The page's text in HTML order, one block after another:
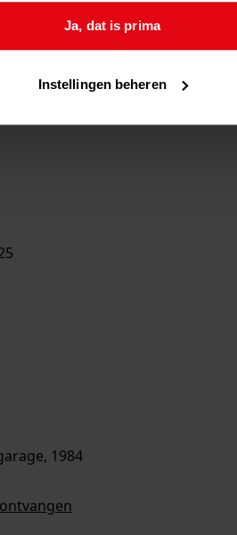
Ja, dat is prima
Instellingen beheren
1984